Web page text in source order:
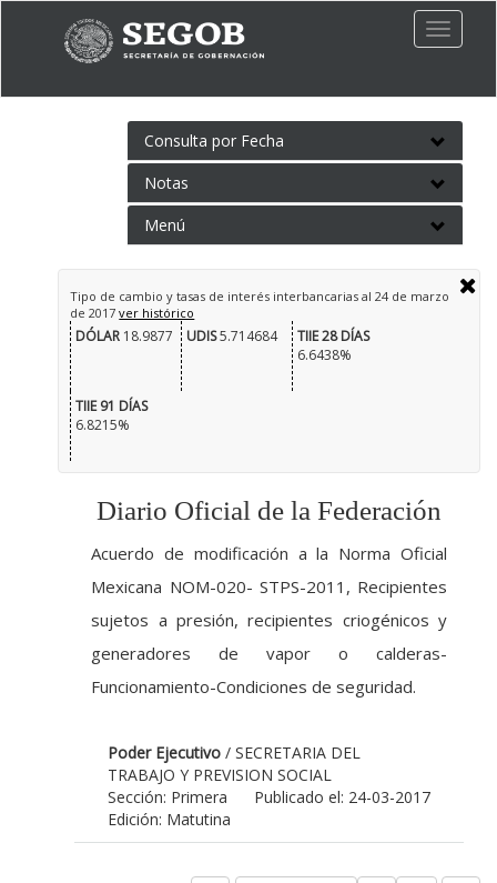
Toggle
Consulta por Fecha
Notas
Menú
Tipo de cambio y tasas de interés interbancarias al 24 de marzo
de 2017ver histórico
DÓLAR18.9877 UDIS5.714684
TIIE 28 DÍAS
6.6438%
TIIE 91 DÍAS
6.8215%
Diario Oficial de la Federación
Acuerdo de modificación a la Norma Oficial
Mexicana NOM-020- STPS-2011, Recipientes
sujetos a presión, recipientes criogénicos y
generadores de vapor o calderas-
Funcionamiento-Condiciones de seguridad.
Poder Ejecutivo / SECRETARIA DEL
TRABAJO Y PREVISION SOCIAL
Publicado el: 24-03-2017
Sección: Primera
Edición: Matutina